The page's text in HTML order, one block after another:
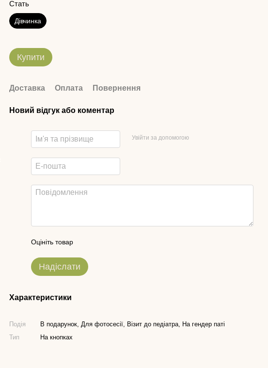
Стать
Дівчинка
Купити
Доставка Оплата Повернення
Новий відгук або коментар
Увійти за допомогою
Оцініть товар
Надіслати
Характеристики
Подія
В подарунок, Для фотосесії, Візит до педіатра, На гендер паті
Тип
На кнопках